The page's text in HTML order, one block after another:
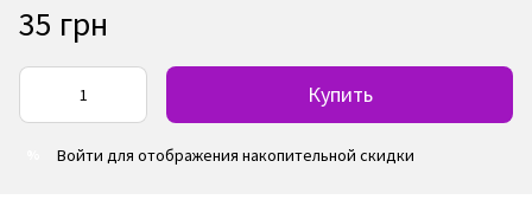
35 грн
Купить
Войти для отображения накопительной скидки